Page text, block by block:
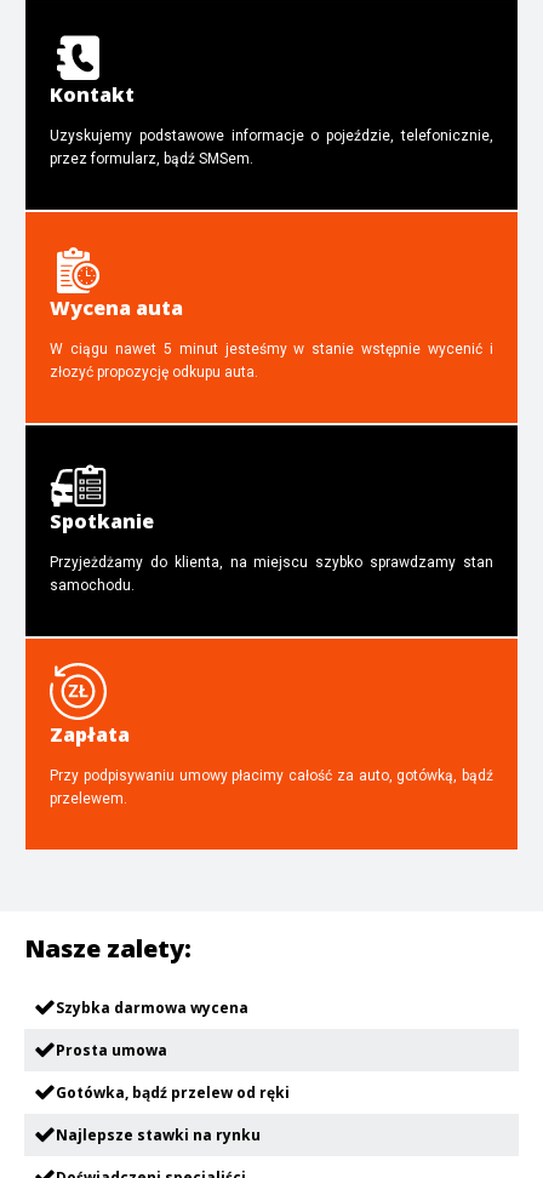
Kontakt
Uzyskujemy podstawowe informacje o pojeździe, telefonicznie,
przez formularz, bądź SMSem.
Wycena auta
W ciągu nawet 5 minut jesteśmy w stanie wstępnie wycenić i
złozyć propozycję odkupu auta.
Spotkanie
Przyjeżdżamy do klienta, na miejscu szybko sprawdzamy stan
samochodu.
Zapłata
Przy podpisywaniu umowy płacimy całość za auto, gotówką, bądź
przelewem.
Nasze zalety:
Szybka darmowa wycena
Prosta umowa
Gotówka, bądź przelew od ręki
Najlepsze stawki na rynku